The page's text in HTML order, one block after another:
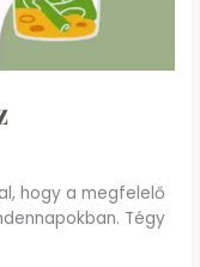
hogy a megfelelő
Tégy